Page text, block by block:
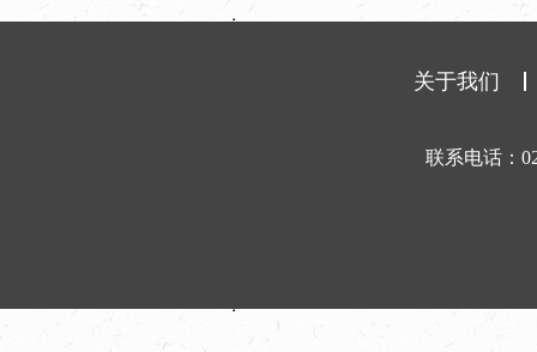
关于我们
联系电话：